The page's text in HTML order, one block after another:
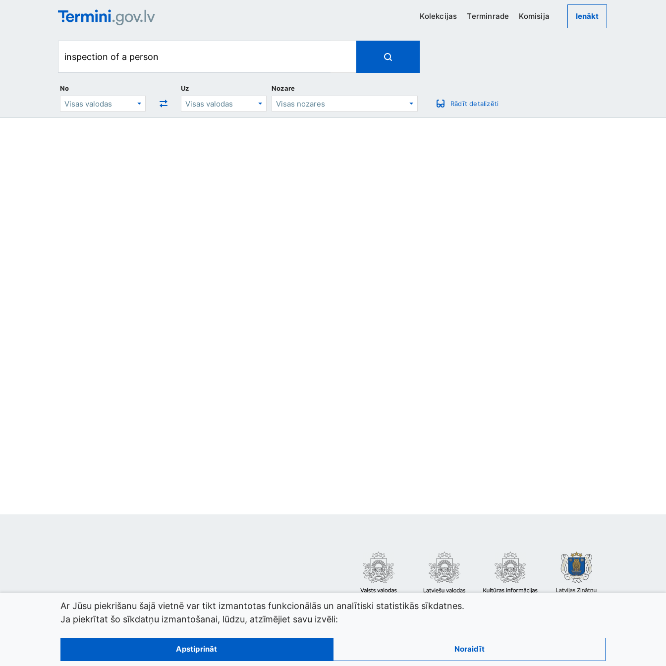
Kolekcijas Terminrade Komisija Ienākt
No Uz
Nozare
Rādīt detalizēti
© 2026 termini.gov.lv. Izstrādātājs:
Ar Jūsu piekrišanu šajā vietnē var tikt izmantotas funkcionālās un analītiski statistikās sīkdatnes.
Ja piekrītat šo sīkdatņu izmantošanai, lūdzu, atzīmējiet savu izvēli:
Apstiprināt Noraidīt